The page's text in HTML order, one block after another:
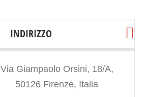
INDIRIZZO
Via Giampaolo Orsini, 18/A,
50126 Firenze, Italia